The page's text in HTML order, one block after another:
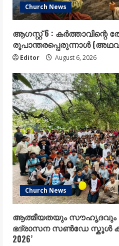
Church News
ആഗസ്റ്റ് 6 : കർത്താവിന്റെ
രൂപാന്തരപ്പെരുന്നാൾ
Editor August 6, 2026
Church News
ആത്മീയതയും സൗഹൃദവും
ഭദ്രാസന സൺഡേ സ്കൂൾ
2026’